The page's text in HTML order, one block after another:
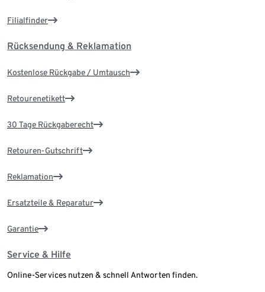
Filialfinder
Rücksendung & Reklamation
Kostenlose Rückgabe / Umtausch
Retourenetikett
30 Tage Rückgaberecht
Retouren-Gutschrift
Reklamation
Ersatzteile & Reparatur
Garantie
Service & Hilfe
Online-Services nutzen & schnell Antworten finden.